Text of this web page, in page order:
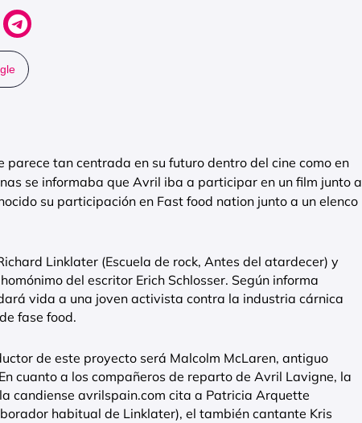
parece tan centrada en su futuro dentro del cine como en
se informaba que Avril iba a participar en un film junto a
su participación en Fast food nation junto a un elenco
Linklater (Escuela de rock, Antes del atardecer) y
del escritor Erich Schlosser. Según informa
vida a una joven activista contra la industria cárnica
fase food.
de este proyecto será Malcolm McLaren, antiguo
cuanto a los compañeros de reparto de Avril Lavigne, la
candiense avrilspain.com cita a Patricia Arquette
habitual de Linklater), el también cantante Kris